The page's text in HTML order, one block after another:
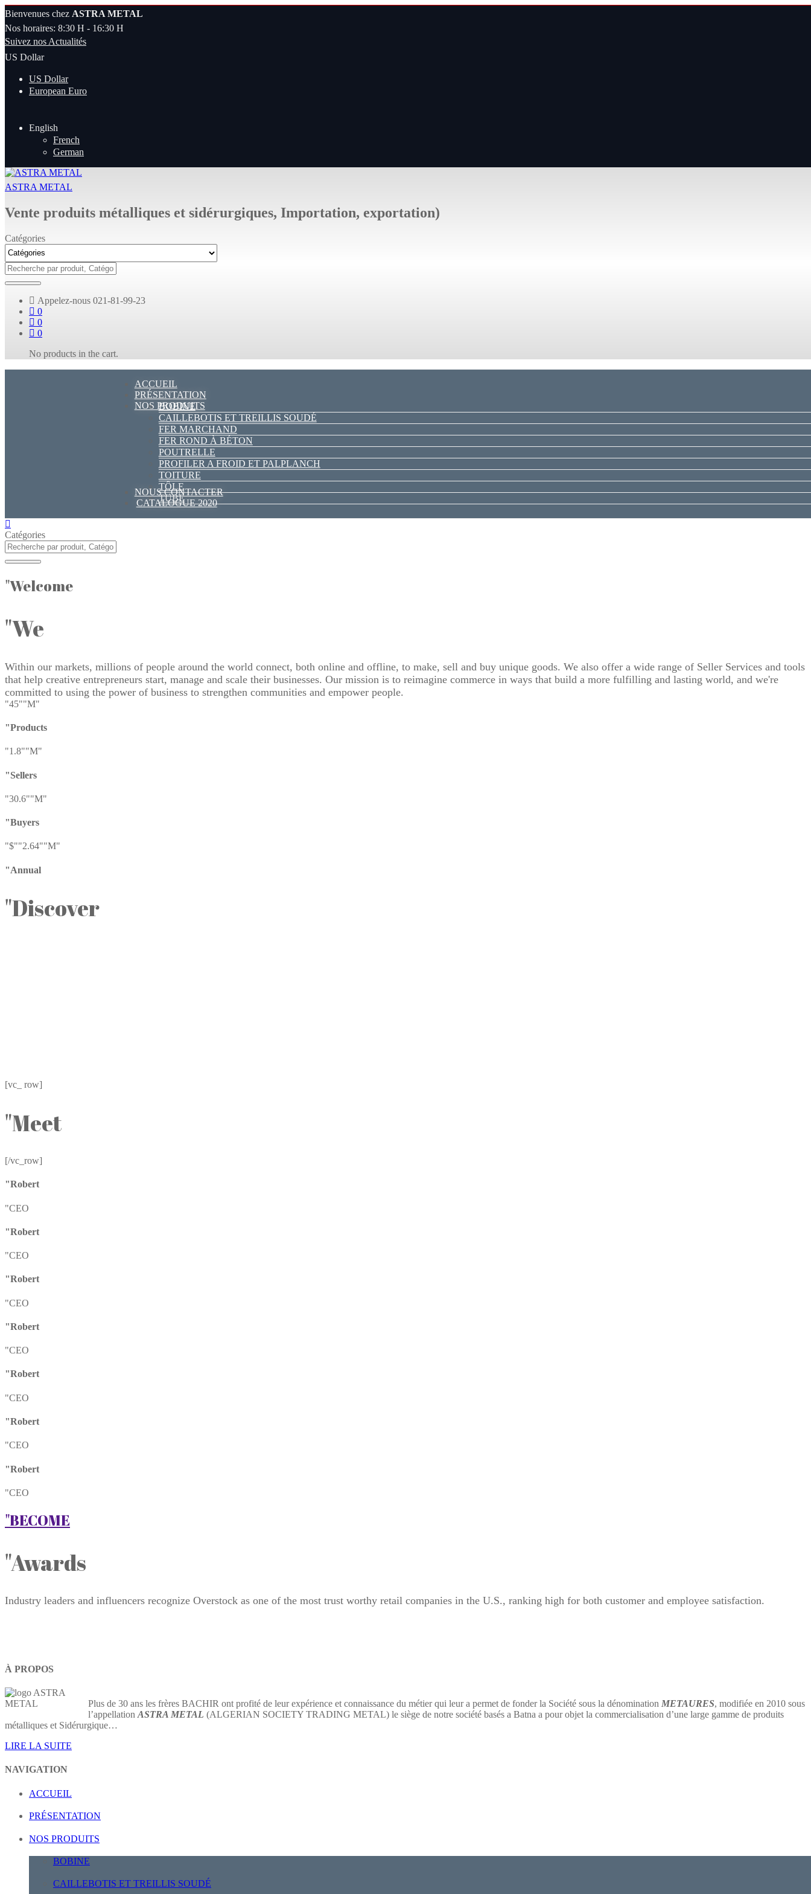
Bienvenues chez ASTRA METAL
Nos horaires: 8:30 H - 16:30 H
Suivez nos Actualités
US Dollar
US Dollar
European Euro
English
French
German
ASTRA METAL
Vente produits métalliques et sidérurgiques, Importation, exportation)
Catégories
Appelez-nous 021-81-99-23
0
0
0
No products in the cart.
ACCUEIL
PRÉSENTATION
NOS PRODUITS
BOBINE
CAILLEBOTIS ET TREILLIS SOUDÉ
FER MARCHAND
FER ROND À BÉTON
POUTRELLE
PROFILER A FROID ET PALPLANCH
TOITURE
TÔLE
TUBE
NOUS CONTACTER
CATALOGUE 2020
Catégories
"Welcome
"We
Within our markets, millions of people around the world connect, both online and offline, to make, sell and buy unique goods. We also offer a wide range of Seller Services and tools
that help creative entrepreneurs start, manage and scale their businesses. Our mission is to reimagine commerce in ways that build a more fulfilling and lasting world, and we're
committed to using the power of business to strengthen communities and empower people.
"45""M"
"Products
"1.8""M"
"Sellers
"30.6""M"
"Buyers
"$""2.64""M"
"Annual
"Discover
[vc_ row]
"Meet
[/vc_row]
"Robert
"CEO
"Robert
"CEO
"Robert
"CEO
"Robert
"CEO
"Robert
"CEO
"Robert
"CEO
"Robert
"CEO
"BECOME
"Awards
Industry leaders and influencers recognize Overstock as one of the most trust worthy retail companies in the U.S., ranking high for both customer and employee satisfaction.
À PROPOS
Plus de 30 ans les frères BACHIR ont profité de leur expérience et connaissance du métier qui leur a permet de fonder la Société sous la dénomination METAURES, modifiée en 2010 sous
l’appellation ASTRA METAL (ALGERIAN SOCIETY TRADING METAL) le siège de notre société basés a Batna a pour objet la commercialisation d’une large gamme de produits
métalliques et Sidérurgique…
LIRE LA SUITE
NAVIGATION
ACCUEIL
PRÉSENTATION
NOS PRODUITS
BOBINE
CAILLEBOTIS ET TREILLIS SOUDÉ